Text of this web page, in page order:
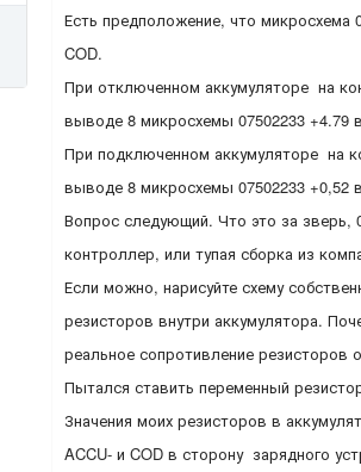
Есть предположение, что микросхема
COD.
При отключенном аккумуляторе на
выводе 8 микросхемы 07502233 +4.79
При подключенном аккумуляторе на
выводе 8 микросхемы 07502233 +0,52
Вопрос следующий. Что это за зверь,
контроллер, или тупая сборка из
Если можно, нарисуйте схему
резисторов внутри аккумулятора.
реальное сопротивление резисторов
Пытался ставить переменный
Значения моих резисторов в
ACCU- и COD в сторону зарядного